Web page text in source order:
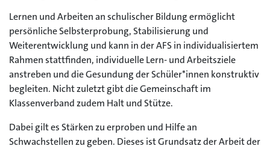
Lernen und Arbeiten an schulischer Bildung ermöglicht
persönliche Selbsterprobung, Stabilisierung und
Weiterentwicklung und kann in der AFS in individualisiertem
Rahmen stattfinden, individuelle Lern- und Arbeitsziele
anstreben und die Gesundung der Schüler*innen konstruktiv
begleiten. Nicht zuletzt gibt die Gemeinschaft im
Klassenverband zudem Halt und Stütze.
Dabei gilt es Stärken zu erproben und Hilfe an
Schwachstellen zu geben. Dieses ist Grundsatz der Arbeit der